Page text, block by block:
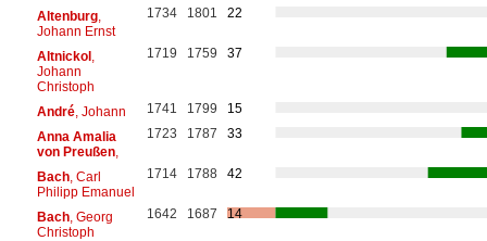
Altenburg,
Johann Ernst
1734 1801 22
Altnickol,
Johann
Christoph
1719 1759 37
André, Johann 1741 1799
15
Anna Amalia
von Preußen,
1723 1787 33
Bach, Carl
Philipp Emanuel
1714 1788 42
Bach, Georg
Christoph
1642 1687 14